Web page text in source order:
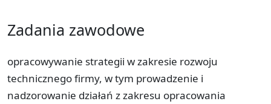
Zadania zawodowe
opracowywanie strategii w zakresie rozwoju
technicznego firmy, w tym prowadzenie i
nadzorowanie działań z zakresu opracowania